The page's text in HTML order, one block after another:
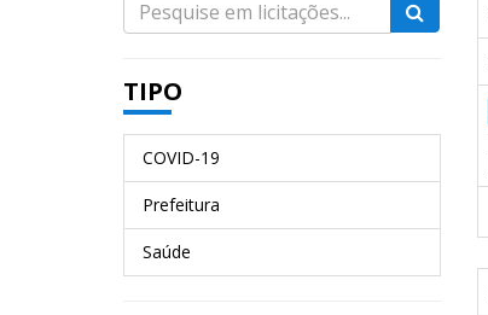
TIPO
COVID-19
Prefeitura
Saúde